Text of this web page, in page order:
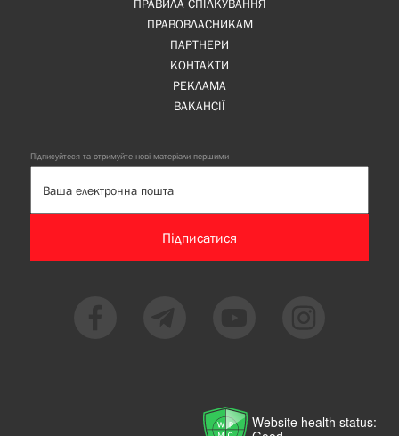
ПРАВИЛА СПІЛКУВАННЯ
ПРАВОВЛАСНИКАМ
ПАРТНЕРИ
КОНТАКТИ
РЕКЛАМА
ВАКАНСІЇ
Підписуйтеся та отримуйте нові матеріали першими
Підписатися
Website health status: